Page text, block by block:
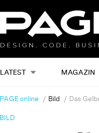
LATEST MAGAZIN
PAGE online Bild Das
BILD